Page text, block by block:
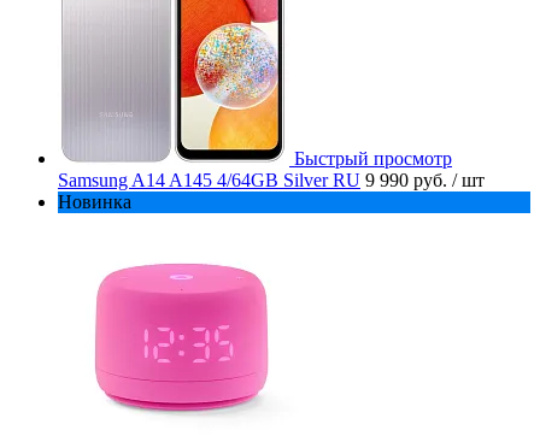
Быстрый просмотр
Samsung A14 A145 4/64GB Silver RU 9 990 руб. / шт
Новинка